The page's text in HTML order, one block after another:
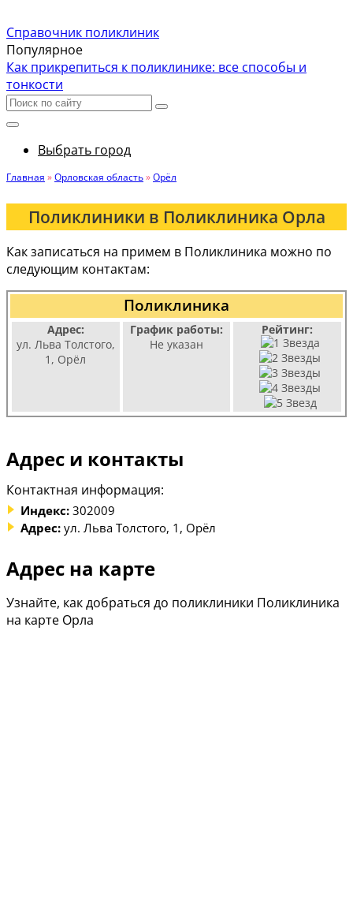
Справочник поликлиник
Популярное
Как прикрепиться к поликлинике: все способы и
тонкости
Выбрать город
Главная »Орловская область»Орёл
Поликлиники в Поликлиника Орла
Как записаться на примем в Поликлиника можно по
следующим контактам:
Поликлиника
Адрес:
ул. Льва Толстого,
1, Орёл
График работы:
Не указан
Рейтинг:
Адрес и контакты
Контактная информация:
Индекс: 302009
Адрес: ул. Льва Толстого, 1, Орёл
Адрес на карте
Узнайте, как добраться до поликлиники Поликлиника
на карте Орла